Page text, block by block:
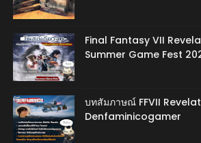
Final Fantasy VII
Summer Game Fest
บทสัมภาษณ์ FFVII
Denfaminicogamer